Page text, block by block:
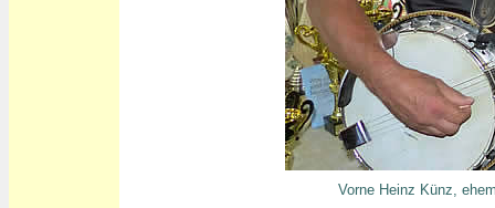
Vorne Heinz Künz,